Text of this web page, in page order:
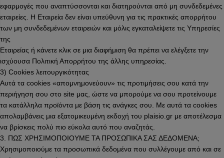
εφαρμογές που αναπτύσσονται και διατηρούνται από μη συνδεδεμένες
εταιρείες. Η Εταιρεία δεν είναι υπεύθυνη για τις πρακτικές απορρήτου
των μη συνδεδεμένων εταιρειών και μόλις εγκαταλείψετε τις Υπηρεσίες
της
Εταιρείας ή κάνετε κλικ σε μια διαφήμιση θα πρέπει να ελέγξετε την
ισχύουσα Πολιτική Απορρήτου της άλλης υπηρεσίας.
3) Cookies λειτουργικότητας
Αυτά τα cookies «απομνημονεύουν» τις προτιμήσεις σου κατά την
περιήγηση σου στο site μας, ώστε να μπορούμε να σου προτείνουμε
τα κατάλληλα προϊόντα με βάση τις ανάγκες σου. Με αυτά τα cookies
απολαμβάνεις μια εξατομικευμένη εκδοχή του plaisio.gr με αποτέλεσμα
να βρίσκεις πολύ πιο εύκολα αυτό που αναζητάς.
3. ΠΩΣ ΧΡΗΣΙΜΟΠΟΙΟΥΜΕ ΤΑ ΠΡΟΣΩΠΙΚΑ ΣΑΣ ΔΕΔΟΜΕΝΑ;
Χρησιμοποιούμε τα προσωπικά δεδομένα που συλλέγουμε από και σε